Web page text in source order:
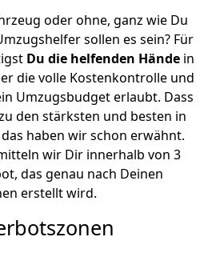
oder ohne, ganz wie Du
sollen es sein? Für
Du die helfenden Händein
die volle Kostenkontrolle und
Umzugsbudget erlaubt. Dass
den stärksten und besten in
haben wir schon erwähnt.
wir Dir innerhalb von 3
das genau nach Deinen
erstellt wird.